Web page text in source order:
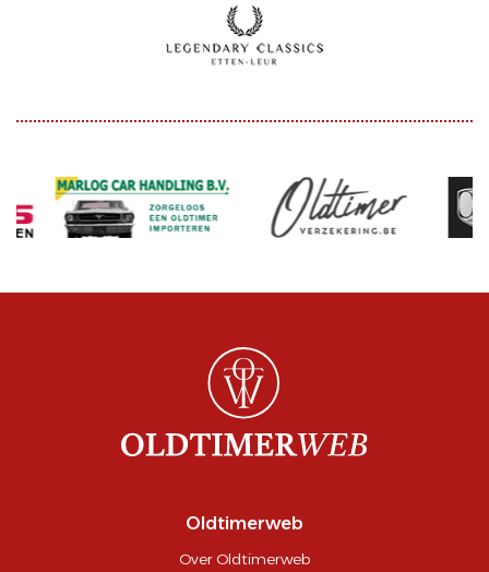
Oldtimerweb
Over Oldtimerweb